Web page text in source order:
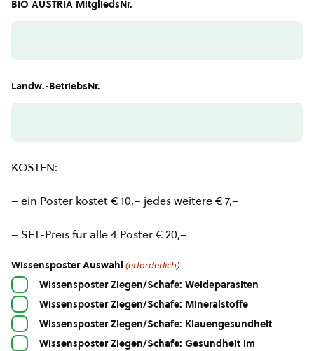
BIO AUSTRIA MitgliedsNr.
Landw.-BetriebsNr.
KOSTEN:
– ein Poster kostet € 10,– jedes weitere € 7,–
– SET-Preis für alle 4 Poster € 20,–
Wissensposter Auswahl (erforderlich)
Wissensposter Ziegen/Schafe: Weideparasiten
Wissensposter Ziegen/Schafe: Mineralstoffe
Wissensposter Ziegen/Schafe: Klauengesundheit
Wissensposter Ziegen/Schafe: Gesundheit im